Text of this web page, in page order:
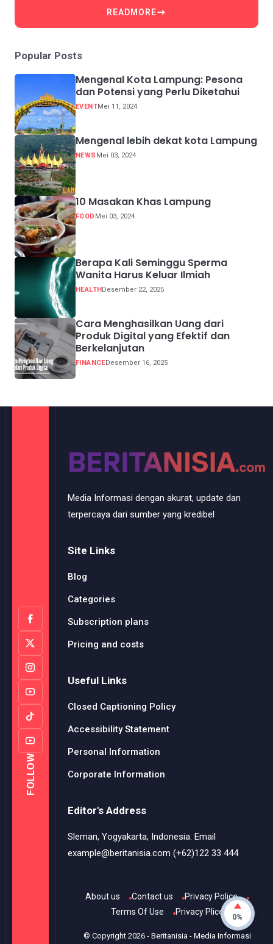
READMORE
Popular Posts
Mengenal Kota Lampung: Pesona
dan Potensi yang Perlu Diketahui
EVENTMei 11, 2024
Mengenal lebih dekat kota Lampung
NEWS Mei 03, 2024
10 Masakan Khas Lampung
FOOD Mei 03, 2024
Berapa Kali Seminggu Sperma
Wanita Harus Keluar Ilmiah
HEALTH Desember 22, 2025
Cara Menghasilkan Uang dari
Produk Digital yang Efektif dan
Berkelanjutan
FINANCEDesember 16, 2025
FOLLOW
Media Informasi dengan akurat, update dan
terpercaya dari sumber yang kredibel
Site Links
Blog
Categories
Subscription plans
Pricing and costs
Useful Links
Closed Captioning Policy
Accessibility Statement
Personal Information
Corporate Information
Editor's Address
Sleman, Yogyakarta, Indonesia. Email
example@beritanisia.com (+62)122 33 444
About us Contact us
Privacy Police
Terms Of Use
Privacy Plice
© Copyright2026 -Beritanisia - Media Informasi
0%